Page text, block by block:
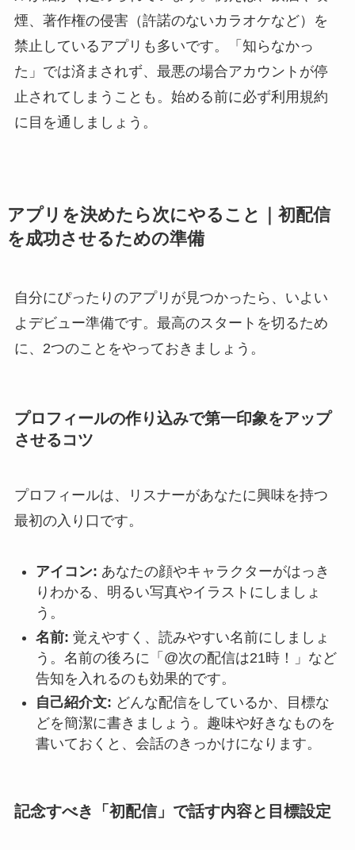
煙、著作権の侵害（許諾のないカラオケなど）を
禁止しているアプリも多いです。「知らなかっ
た」では済まされず、最悪の場合アカウントが停
止されてしまうことも。始める前に必ず利用規約
に目を通しましょう。
アプリを決めたら次にやること｜初配信
を成功させるための準備
自分にぴったりのアプリが見つかったら、いよい
よデビュー準備です。最高のスタートを切るため
に、2つのことをやっておきましょう。
プロフィールの作り込みで第一印象をアップ
させるコツ
プロフィールは、リスナーがあなたに興味を持つ
最初の入り口です。
アイコン: あなたの顔やキャラクターがはっき
りわかる、明るい写真やイラストにしましょ
う。
名前: 覚えやすく、読みやすい名前にしましょ
う。名前の後ろに「@次の配信は21時！」など
告知を入れるのも効果的です。
自己紹介文: どんな配信をしているか、目標な
どを簡潔に書きましょう。趣味や好きなものを
書いておくと、会話のきっかけになります。
記念すべき「初配信」で話す内容と目標設定